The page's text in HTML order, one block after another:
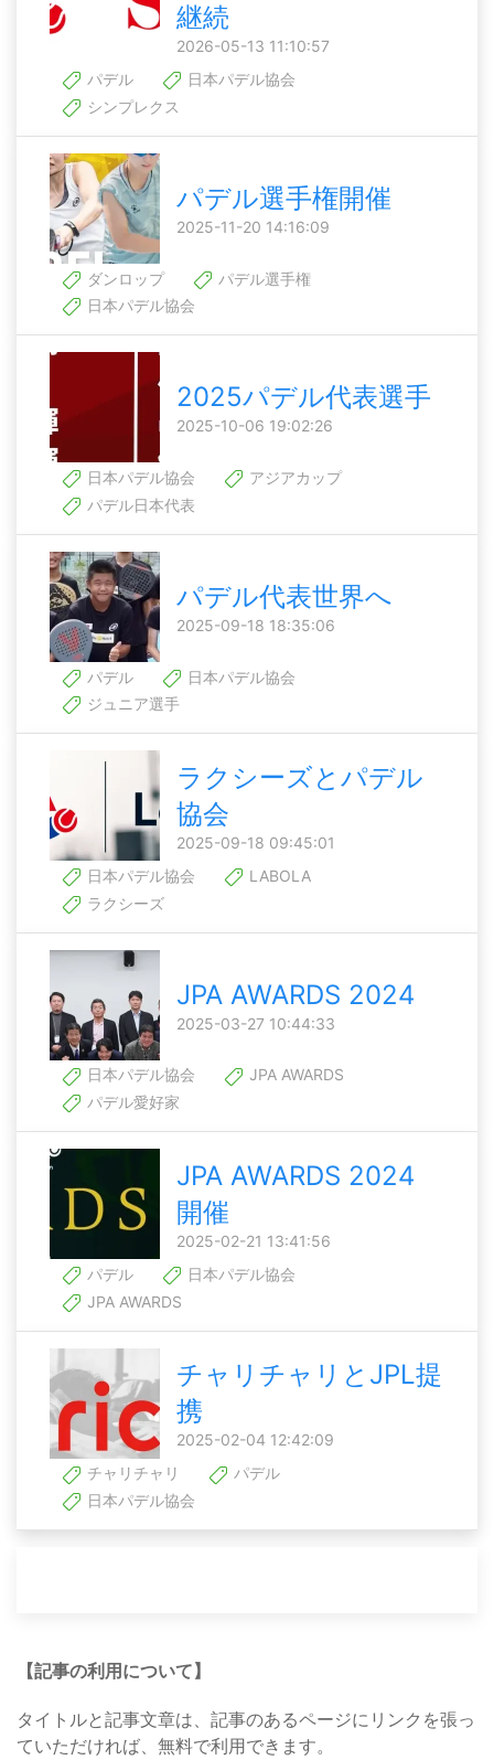
継続
2026-05-13 11:10:57
パデル
日本パデル協会
シンプレクス
パデル選手権開催
2025-11-20 14:16:09
ダンロップ
パデル選手権
日本パデル協会
2025パデル代表選手
2025-10-06 19:02:26
日本パデル協会
アジアカップ
パデル日本代表
パデル代表世界へ
2025-09-18 18:35:06
パデル
日本パデル協会
ジュニア選手
ラクシーズとパデル
協会
2025-09-18 09:45:01
日本パデル協会
LABOLA
ラクシーズ
JPA AWARDS 2024
2025-03-27 10:44:33
日本パデル協会
JPA AWARDS
パデル愛好家
JPA AWARDS 2024
開催
2025-02-21 13:41:56
パデル
日本パデル協会
JPA AWARDS
チャリチャリとJPL提
携
2025-02-04 12:42:09
チャリチャリ
パデル
日本パデル協会
【記事の利用について】
タイトルと記事文章は、記事のあるページにリンクを張っ
ていただければ、無料で利用できます。